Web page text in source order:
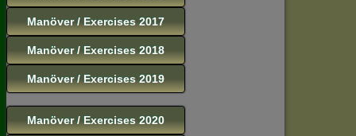
Manöver / Exercises 2017
Manöver / Exercises 2018
Manöver / Exercises 2019
Manöver / Exercises 2020